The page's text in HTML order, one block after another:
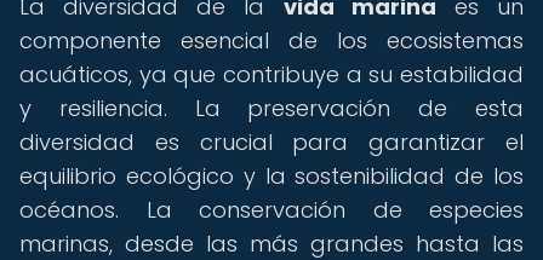
La diversidad de la vida marina es un
componente esencial de los ecosistemas
acuáticos, ya que contribuye a su estabilidad
y resiliencia. La preservación de esta
diversidad es crucial para garantizar el
equilibrio ecológico y la sostenibilidad de los
océanos. La conservación de especies
marinas, desde las más grandes hasta las